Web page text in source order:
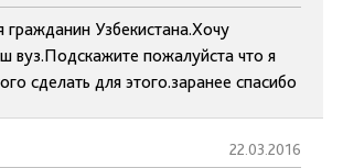
гражданин Узбекистана.Хочу
вуз.Подскажите пожалуйста что я
сделать для этого.заранее спасибо
22.03.2016